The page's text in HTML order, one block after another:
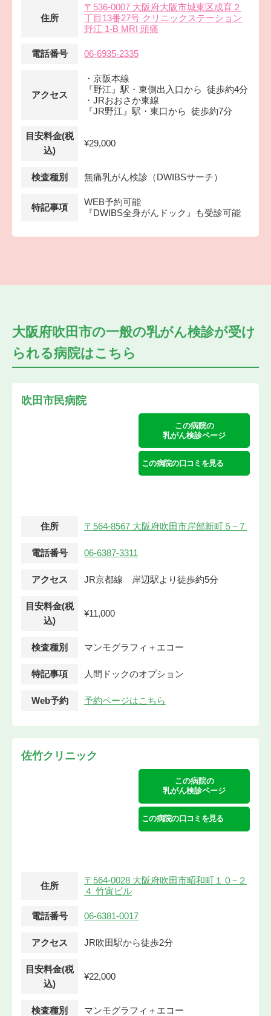
住所
〒536-0007 大阪府大阪市城東区成育２
丁目13番27号 クリニックステーション
野江 1-B MRI 頭痛
電話番号 06-6935-2335
アクセス
・京阪本線
『野江』駅・東側出入口から 徒歩約4分
・JRおおさか東線
『JR野江』駅・東口から 徒歩約7分
目安料金(税
込)
¥29,000
検査種別 無痛乳がん検診（DWIBSサーチ）
特記事項
WEB予約可能
『DWIBS全身がんドック』も受診可能
大阪府吹田市の一般の乳がん検診が受け
られる病院はこちら
吹田市民病院
この病院の
乳がん検診ページ
この病院の口コミを見る
住所 〒564-8567 大阪府吹田市岸部新町５−７
電話番号 06-6387-3311
アクセス JR京都線 岸辺駅より徒歩約5分
目安料金(税
込)
¥11,000
検査種別 マンモグラフィ＋エコー
特記事項 人間ドックのオプション
Web予約 予約ページはこちら
佐竹クリニック
この病院の
乳がん検診ページ
この病院の口コミを見る
住所
〒564-0028 大阪府吹田市昭和町１０−２
４ 竹寅ビル
電話番号 06-6381-0017
アクセス JR吹田駅から徒歩2分
目安料金(税
込)
¥22,000
検査種別 マンモグラフィ＋エコー